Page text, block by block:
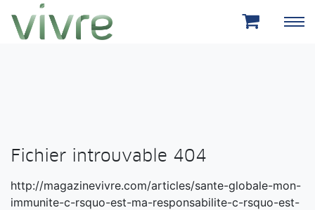
Aller au menu principal
Aller au contenu principal
Fichier introuvable 404
http://magazinevivre.com/articles/sante-globale-mon-
immunite-c-rsquo-est-ma-responsabilite-c-rsquo-est-